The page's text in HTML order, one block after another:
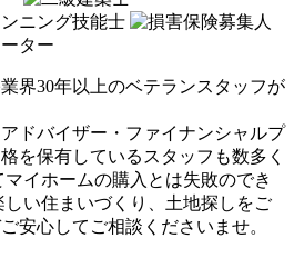
界30年以上のベテランスタッフが
ドバイザー・ファイナンシャルプ
を保有しているスタッフも数多く
イホームの購入とは失敗のでき
しい住まいづくり、土地探しをご
安心してご相談くださいませ。